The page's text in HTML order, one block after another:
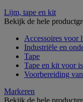
Lijm, tape en kit
Bekijk de hele
Accessoires voor
Industriële en
Tape
Tape en kit voor
Voorbereiding
Markeren
Bekijk de hele